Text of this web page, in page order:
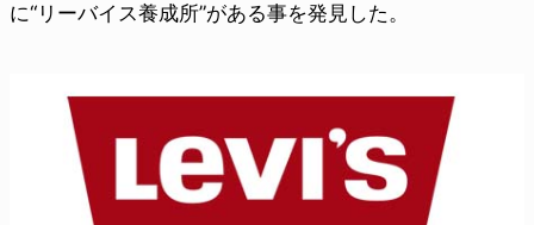
に“リーバイス養成所”がある事を発見した。